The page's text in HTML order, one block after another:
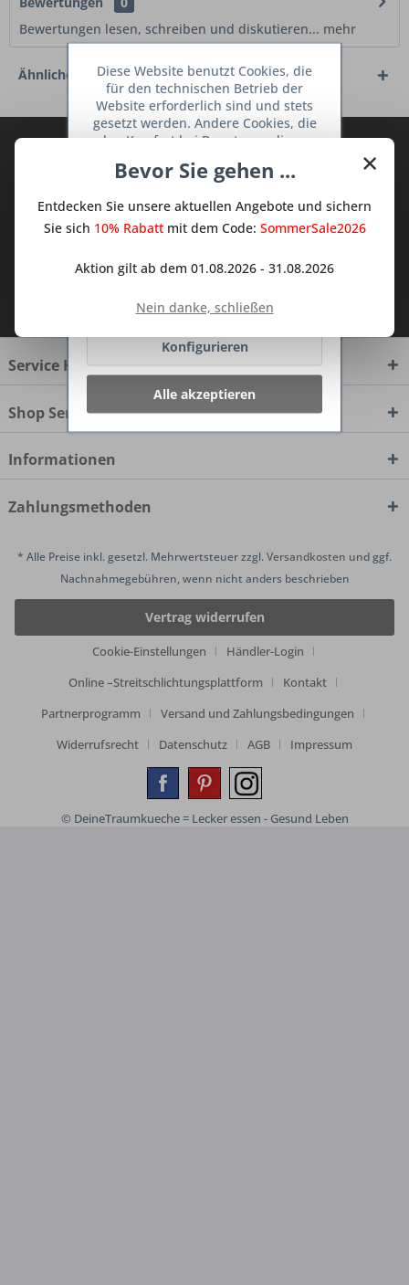
Bewertungen lesen, schreiben und diskutieren... mehr
Ähnliche Artikel
TraumKüche Newsletter und verpassen
Sie keine Neuigkeit oder Aktion mehr aus
dem Traum Küchen - Shop.
zur Kenntnis genommen.
Service Hotline
Shop Service
Informationen
Zahlungsmethoden
* Alle Preise inkl. gesetzl. Mehrwertsteuer zzgl.Versandkosten und ggf.
Nachnahmegebühren, wenn nicht anders beschrieben
Vertrag widerrufen
Cookie-Einstellungen
Händler-Login
Online –Streitschlichtungsplattform
Kontakt
Partnerprogramm
Versand und Zahlungsbedingungen
Widerrufsrecht
Datenschutz AGB Impressum
© DeineTraumkueche = Lecker essen - Gesund Leben
×
Bevor Sie gehen ...
Entdecken Sie unsere aktuellen Angebote und sichern
Sie sich 10% Rabattmit dem Code: SommerSale2026
Aktion gilt ab dem 01.08.2026 - 31.08.2026
Nein danke, schließen
Diese Website benutzt Cookies, die
für den technischen Betrieb der
Website erforderlich sind und stets
gesetzt werden. Andere Cookies, die
den Komfort bei Benutzung dieser
dienen oder die Interaktion mit
Netzwerken vereinfachen sollen,
werden nur mit Ihrer Zustimmung
Ablehnen
Konfigurieren
Alle akzeptieren